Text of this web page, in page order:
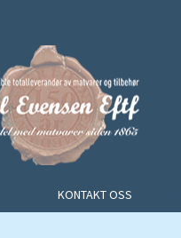
KONTAKT OSS